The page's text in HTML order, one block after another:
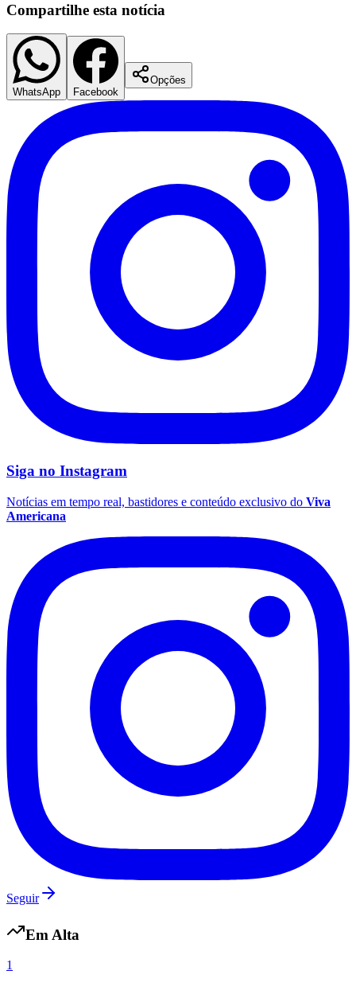
Goiás
Coritiba
Mirassol
Compartilhe esta notícia
WhatsApp Facebook
Opções
Siga no Instagram
Notícias em tempo real, bastidores e conteúdo exclusivo do Viva
Americana
Seguir
Em Alta
1